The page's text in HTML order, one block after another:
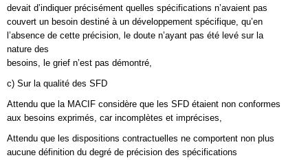
devait d’indiquer précisément quelles spécifications n’avaient pas
couvert un besoin destiné à un développement spécifique, qu’en
l’absence de cette précision, le doute n’ayant pas été levé sur la
nature des
besoins, le grief n’est pas démontré,
c) Sur la qualité des SFD
Attendu que la MACIF considère que les SFD étaient non conformes
aux besoins exprimés, car incomplètes et imprécises,
Attendu que les dispositions contractuelles ne comportent non plus
aucune définition du degré de précision des spécifications